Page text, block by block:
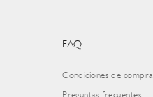
FAQ
Condiciones de compra
Preguntas frecuentes